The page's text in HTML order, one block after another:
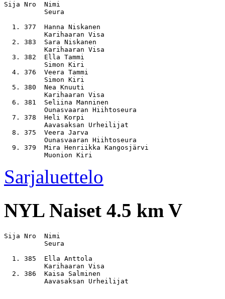
Sija Nro  Nimi
          Seura
1. 377  Hanna Niskanen
          Karihaaran Visa
2. 383  Sara Niskanen
          Karihaaran Visa
3. 382  Ella Tammi
          Simon Kiri
4. 376  Veera Tammi
          Simon Kiri
5. 380  Nea Knuuti
          Karihaaran Visa
6. 381  Seliina Manninen
          Ounasvaaran Hiihtoseura
7. 378  Heli Korpi
          Aavasaksan Urheilijat
8. 375  Veera Jarva
          Ounasvaaran Hiihtoseura
9. 379  Mira Henriikka Kangosjärvi
Sarjaluettelo
NYLNaiset 4.5 km V
Sija Nro  Nimi
          Seura
1. 385  Ella Anttola
          Karihaaran Visa
2. 386  Kaisa Salminen
          Aavasaksan Urheilijat